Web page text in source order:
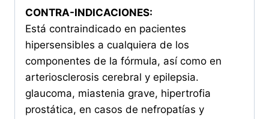
CONTRA-INDICACIONES:
Está contraindicado en pacientes
hipersensibles a cualquiera de los
componentes de la fórmula, así como en
arteriosclerosis cerebral y epilepsia.
glaucoma, miastenia grave, hipertrofia
prostática, en casos de nefropatías y